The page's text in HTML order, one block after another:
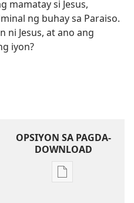
mamatay si Jesus,
ng buhay sa Paraiso.
ni Jesus, at ano ang
iyon?
OPSIYON SA PAGDA-
DOWNLOAD
Opsiyon